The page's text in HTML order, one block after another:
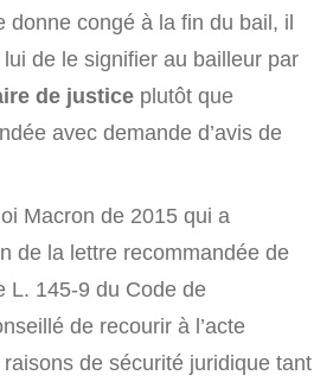
donne congé à la fin du bail, il
de le signifier au bailleur par
de justice plutôt que
avec demande d’avis de
Macron de 2015 qui a
de la lettre recommandée de
L. 145-9 du Code de
de recourir à l’acte
raisons de sécurité juridique tant